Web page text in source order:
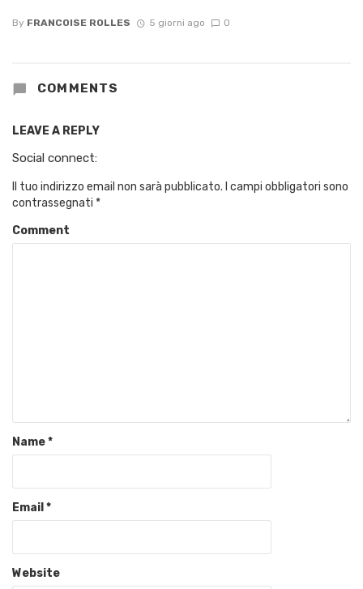
By FRANCOISE ROLLES 5 giorni ago 0
COMMENTS
LEAVE A REPLY
Social connect:
Il tuo indirizzo email non sarà pubblicato. I campi obbligatori sono
contrassegnati *
Comment
Name*
Email *
Website